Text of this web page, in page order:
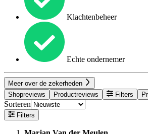
Klachtenbeheer
Echte ondernemer
Meer over de zekerheden
Shopreviews
Productreviews Filters
Sorteren
Filters